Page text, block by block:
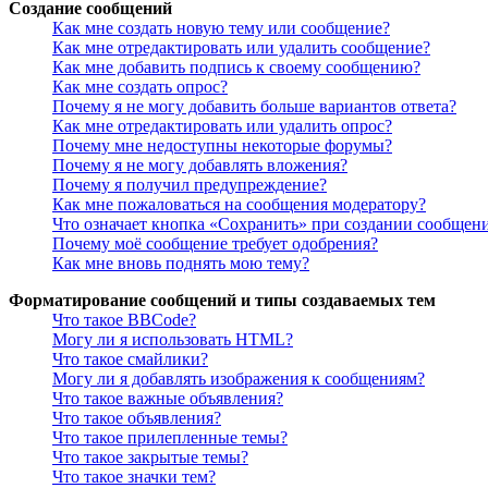
Создание сообщений
Как мне создать новую тему или сообщение?
Как мне отредактировать или удалить сообщение?
Как мне добавить подпись к своему сообщению?
Как мне создать опрос?
Почему я не могу добавить больше вариантов ответа?
Как мне отредактировать или удалить опрос?
Почему мне недоступны некоторые форумы?
Почему я не могу добавлять вложения?
Почему я получил предупреждение?
Как мне пожаловаться на сообщения модератору?
Что означает кнопка «Сохранить» при создании
Почему моё сообщение требует одобрения?
Как мне вновь поднять мою тему?
Форматирование сообщений и типы создаваемых тем
Что такое BBCode?
Могу ли я использовать HTML?
Что такое смайлики?
Могу ли я добавлять изображения к сообщениям?
Что такое важные объявления?
Что такое объявления?
Что такое прилепленные темы?
Что такое закрытые темы?
Что такое значки тем?